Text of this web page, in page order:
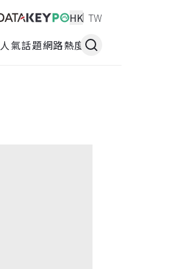
HK TW
人氣話題網路熱度